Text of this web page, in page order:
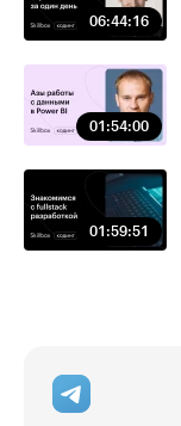
06:44:16
01:54:00
01:59:51